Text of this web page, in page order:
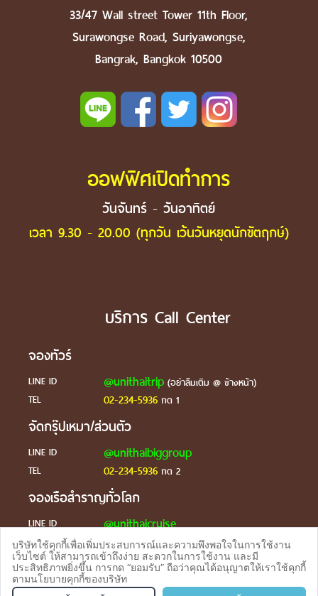
จองทัวร TEL
33/47 Wall street Tower 11th Floor,
Surawongse Road, Suriyawongse,
Bangrak, Bangkok 10500
ออฟฟิศเปิดทำการ
วันจันทร์ - วันอาทิตย์
เวลา 9.30 - 20.00 (ทุกวัน เว้นวันหยุดนักขัตฤกษ์)
บริการ Call Center
จองทัวร์
LINE ID @unithaitrip(อย่าลืมเติม @ ข้างหน้า)
TEL
02-234-5936กด 1
จัดกรุ๊ปเหมา/ส่วนตัว
LINE ID @unithaibiggroup
TEL 02-234-5936กด 2
จองเรือสำราญทั่วโลก
LINE ID @unithaicruise
ร้องเรียน
LINE ID @unithaicare
บริษัทใช้คุกกี้เพื่อเพิ่มประสบการณ์และความพึงพอใจในการใช้งาน
เว็บไซต์ ให้สามารถเข้าถึงง่าย สะดวกในการใช้งาน และมี
ประสิทธิภาพยิ่งขึ้น การกด “ยอมรับ” ถือว่าคุณได้อนุญาตให้เราใช้คุกกี้
ตามนโยบายคุกกี้ของบริษัท